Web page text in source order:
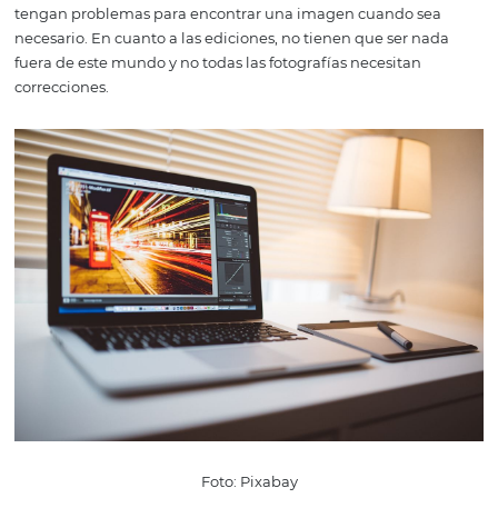
Las fotosde estilo de vidaque muestran la calidad de
momentos memorables, son ideales para las redes
especialmente Instagram, y ofrecen versatilidad en
propiedad en sí.